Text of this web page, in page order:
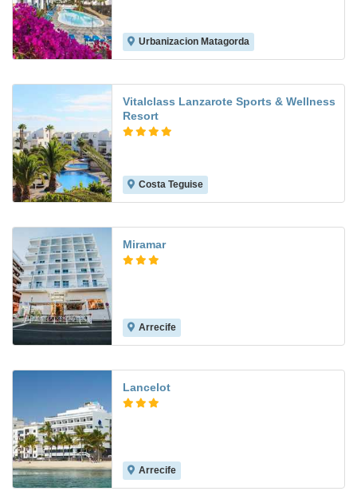
Urbanizacion Matagorda
Vitalclass Lanzarote Sports & Wellness
Resort
Costa Teguise
Miramar
Arrecife
Lancelot
Arrecife